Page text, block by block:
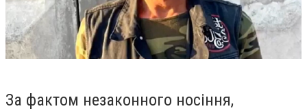
За фактом незаконного носіння,